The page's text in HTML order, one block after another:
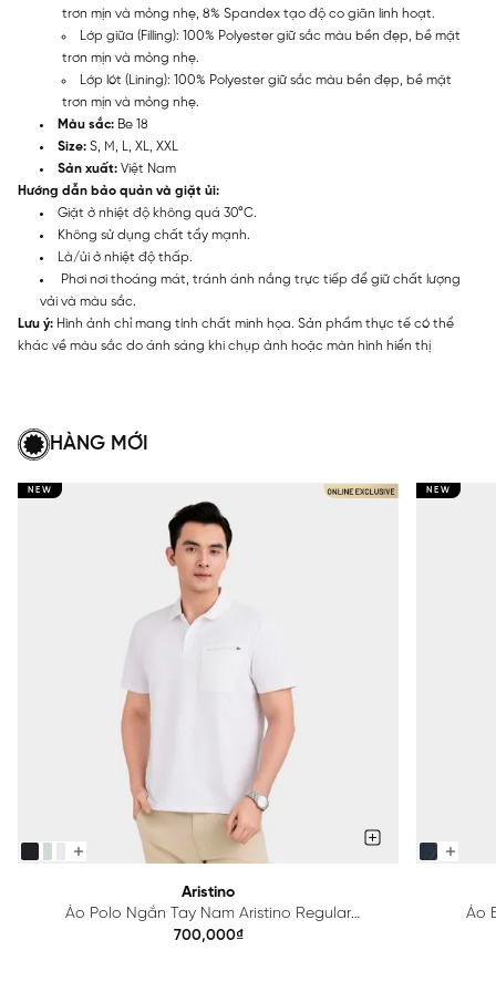
trơn mịn và mỏng nhẹ, 8% Spandex tạo độ co giãn linh hoạt.
Lớp giữa (Filling): 100% Polyester giữ sắc màu bền đẹp, bề mặt
trơn mịn và mỏng nhẹ.
Lớp lót (Lining): 100% Polyester giữ sắc màu bền đẹp, bề mặt
trơn mịn và mỏng nhẹ.
Màu sắc: Be 18
Size: S, M, L, XL, XXL
Sản xuất: Việt Nam
Hướng dẫn bảo quản và giặt ủi:
Giặt ở nhiệt độ không quá 30°C.
Không sử dụng chất tẩy mạnh.
Là/ủi ở nhiệt độ thấp.
Phơi nơi thoáng mát, tránh ánh nắng trực tiếp để giữ chất lượng
vải và màu sắc.
Lưu ý: Hình ảnh chỉ mang tính chất minh họa. Sản phẩm thực tế có thể
khác về màu sắc do ánh sáng khi chụp ảnh hoặc màn hình hiển thị
HÀNG MỚI
NEW
Aristino
Áo Polo Ngắn Tay Nam Aristino Regular
APS615EDP01
700,000₫
NEW
Áo